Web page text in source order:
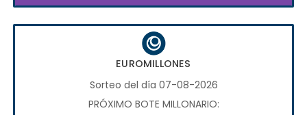
EUROMILLONES
Sorteo del día 07-08-2026
PRÓXIMO BOTE MILLONARIO: